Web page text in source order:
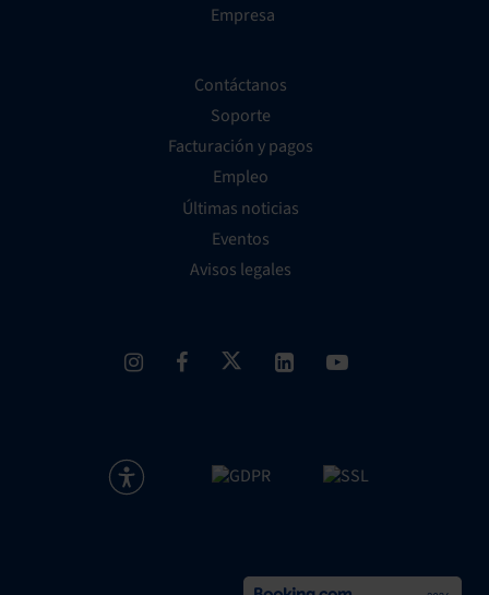
Empresa
Contáctanos
Soporte
Facturación y pagos
Empleo
Últimas noticias
Eventos
Avisos legales